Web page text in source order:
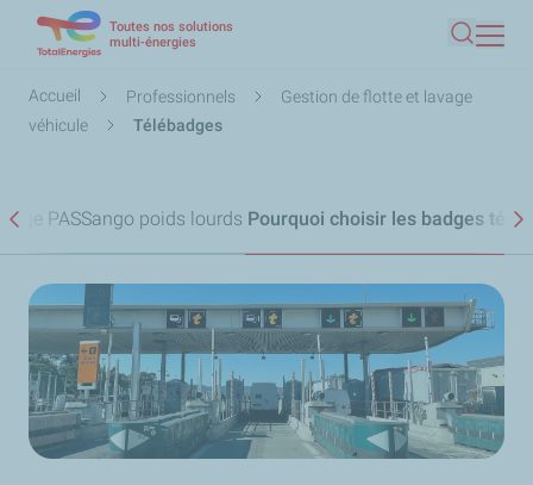
contenu
Toutes nos solutions
multi-énergies
Fil
d'Ariane
Accueil Professionnels
Gestion de flotte et lavage
véhicule
Télébadges
PASSango poids lourds Pourquoi choisir les badges